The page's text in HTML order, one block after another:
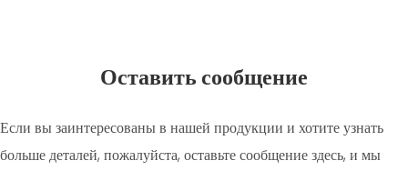
Оставить сообщение
Если вы заинтересованы в нашей продукции и хотите узнать
больше деталей, пожалуйста, оставьте сообщение здесь, и мы